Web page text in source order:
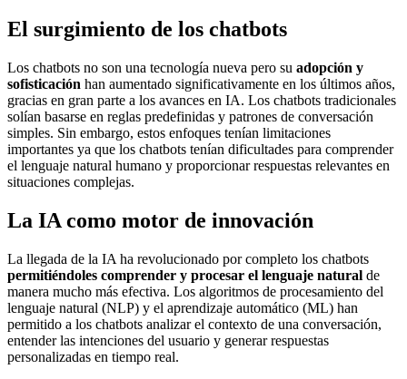
El surgimiento de los chatbots
Los chatbots no son una tecnología nueva pero su adopción y
sofisticación han aumentado significativamente en los últimos años,
gracias en gran parte a los avances en IA. Los chatbots tradicionales
solían basarse en reglas predefinidas y patrones de conversación
simples. Sin embargo, estos enfoques tenían limitaciones
importantes ya que los chatbots tenían dificultades para comprender
el lenguaje natural humano y proporcionar respuestas relevantes en
situaciones complejas.
La IA como motor de innovación
La llegada de la IA ha revolucionado por completo los chatbots
permitiéndoles comprender y procesar el lenguaje natural de
manera mucho más efectiva. Los algoritmos de procesamiento del
lenguaje natural (NLP) y el aprendizaje automático (ML) han
permitido a los chatbots analizar el contexto de una conversación,
entender las intenciones del usuario y generar respuestas
personalizadas en tiempo real.